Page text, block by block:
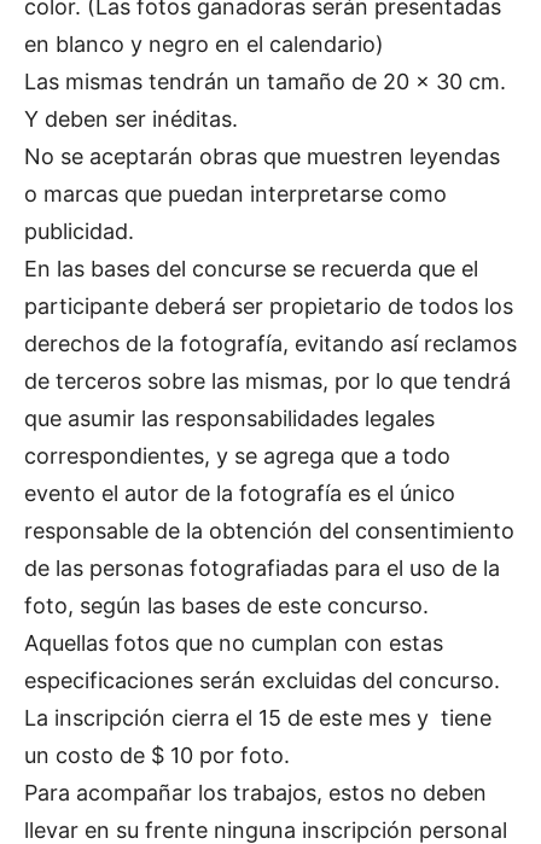
color. (Las fotos ganadoras serán presentadas
en blanco y negro en el calendario)
Las mismas tendrán un tamaño de 20 x 30 cm.
Y deben ser inéditas.
No se aceptarán obras que muestren leyendas
o marcas que puedan interpretarse como
publicidad.
En las bases del concurse se recuerda que el
participante deberá ser propietario de todos los
derechos de la fotografía, evitando así reclamos
de terceros sobre las mismas, por lo que tendrá
que asumir las responsabilidades legales
correspondientes, y se agrega que a todo
evento el autor de la fotografía es el único
responsable de la obtención del consentimiento
de las personas fotografiadas para el uso de la
foto, según las bases de este concurso.
Aquellas fotos que no cumplan con estas
especificaciones serán excluidas del concurso.
La inscripción cierra el 15 de este mes y tiene
un costo de $ 10 por foto.
Para acompañar los trabajos, estos no deben
llevar en su frente ninguna inscripción personal